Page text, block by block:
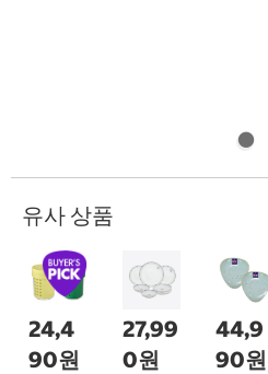
유사 상품
24,4
90원
27,99
0원
44,9
90원